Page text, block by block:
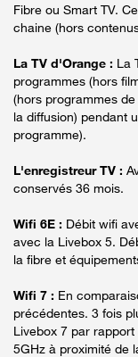
Fibre ou Smart TV.
chaine (hors
La TV d'Orange : La
programmes (hors
(hors programmes
la diffusion) pendant
programme).
L'enregistreur TV :
conservés 36 mois.
Wifi 6E : Débit wifi
avec la Livebox 5.
la fibre et
Wifi 7 : En
précédentes. 3 fois
Livebox 7 par
5GHz à proximité de